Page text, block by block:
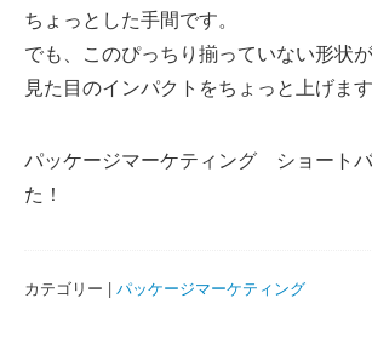
ちょっとした手間です。
でも、このぴっちり揃っていない形状が
見た目のインパクトをちょっと上げます
パッケージマーケティング ショート
た！
カテゴリー | パッケージマーケティング